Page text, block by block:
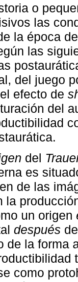
o
las
la época
las
del juego
efecto de
del
del
es
de las
la
un origen
después
de la forma
como